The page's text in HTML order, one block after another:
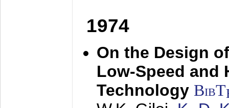
1974
On the Design
Low-Speed and
Technology BibT